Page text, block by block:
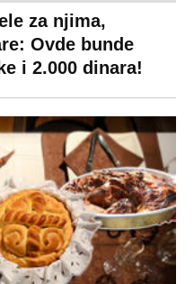
za njima,
Ovde bunde
i 2.000 dinara!